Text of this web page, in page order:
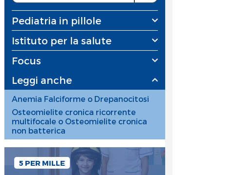
Pediatria in pillole
Istituto per la salute
Focus
Leggi anche
Anemia Falciforme o Drepanocitosi
Osteomielite cronica ricorrente
multifocale o Osteomielite cronica
non batterica
5 PER MILLE